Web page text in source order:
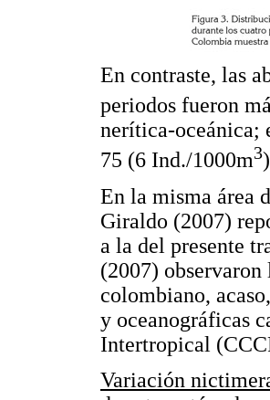
En contraste, las
periodos fueron
nerítica-oceánica;
75 (6 Ind./1000m3
En la misma área
Giraldo (2007)
a la del presente
(2007)
colombiano,
y oceanográficas
Intertropical
Variación